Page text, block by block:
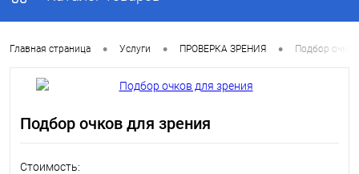
Главная страница • Услуги • ПРОВЕРКА ЗРЕНИЯ • Подбор
Подбор очков для зрения
Стоимость: